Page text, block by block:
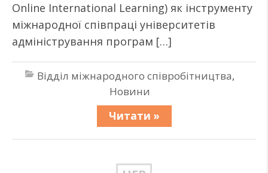
Online International Learning) як інструменту
міжнародної співпраці університетів
адміністрування програм […]
Відділ міжнародного співробітництва,
Новини
Читати »